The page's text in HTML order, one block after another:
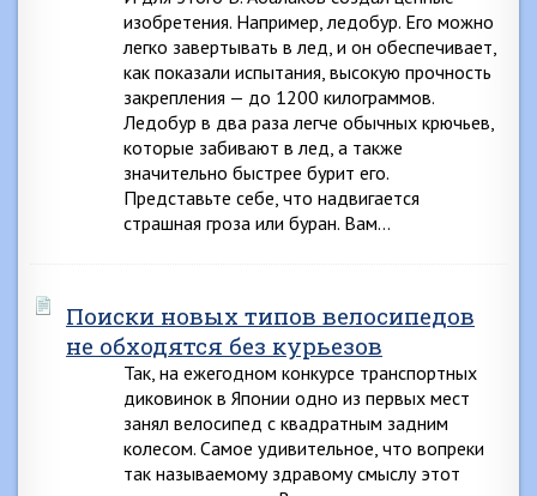
изобретения. Например, ледобур. Его можно
легко завертывать в лед, и он обеспечивает,
как показали испытания, высокую прочность
закрепления — до 1200 килограммов.
Ледобур в два раза легче обычных крючьев,
которые забивают в лед, а также
значительно быстрее бурит его.
Представьте себе, что надвигается
страшная гроза или буран. Вам…
Поиски новых типов велосипедов
не обходятся без курьезов
Так, на ежегодном конкурсе транспортных
диковинок в Японии одно из первых мест
занял велосипед с квадратным задним
колесом. Самое удивительное, что вопреки
так называемому здравому смыслу этот